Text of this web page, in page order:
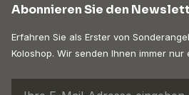
Abonnieren Sie den
Erfahren Sie als Erster von
Koloshop. Wir senden Ihnen immer nur